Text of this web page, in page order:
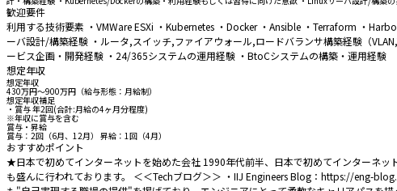
歓迎要件
利用する技術要素 ・VMWare ESXi ・Kubernetes ・Docker ・Ansible ・Terraform ・
ーバ設計/構築経験 ・ルータ,スイッチ,ファイアウォール,ロードバランサ構築経験（
ービス企画・開発経験 ・24/365システムの運用経験 ・BtoCシステムの構築・運用経験
想定年収
想定年収
430万円〜900万円（給与形態：月給制）
想定年収補足
・賞与 年2回(合計:月給の4ヶ月分程度)
※年収に賞与を含む
賞与・昇給
賞与：2回（6月、12月） 昇給：1回（4月）
おすすめポイント
★日本で初めてインターネットを始めた会社 1990年代前半、日本で初めてインターネ
も盛んに行われております。 ＜＜Techブログ＞＞ ・IIJ Engineers Blog：https://